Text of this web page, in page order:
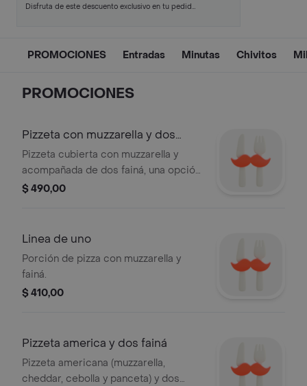
Disfruta de este descuento exclusivo en tu pedido
PROMOCIONES Entradas Minutas Chivitos
PROMOCIONES
Pizzeta con muzzarella y dos
fainá
Pizzeta cubierta con muzzarella y
acompañada de dos fainá, una opción
sabrosa y satisfactoria.
$ 490,00
Linea de uno
Porción de pizza con muzzarella y
fainá.
$ 410,00
Pizzeta america y dos fainá
Pizzeta americana (muzzarella,
cheddar, cebolla y panceta) y dos